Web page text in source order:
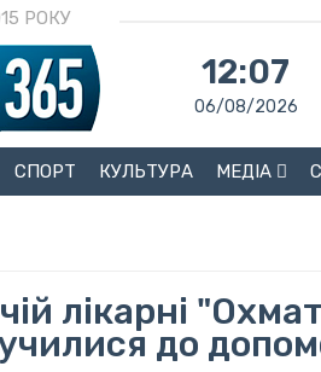
РОКУ
12:07
06/08/2026
СПОРТ КУЛЬТУРА МЕДІА
лікарні
до